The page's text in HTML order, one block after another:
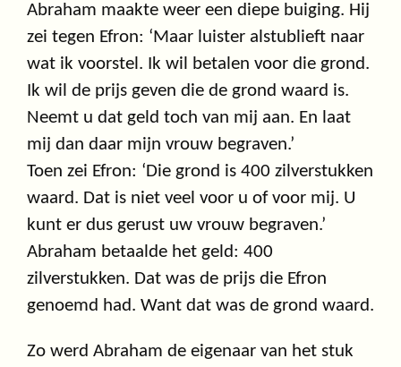
Abraham maakte weer een diepe buiging. Hij
zei tegen Efron: ‘Maar luister alstublieft naar
wat ik voorstel. Ik wil betalen voor die grond.
Ik wil de prijs geven die de grond waard is.
Neemt u dat geld toch van mij aan. En laat
mij dan daar mijn vrouw begraven.’
Toen zei Efron: ‘Die grond is 400 zilverstukken
waard. Dat is niet veel voor u of voor mij. U
kunt er dus gerust uw vrouw begraven.’
Abraham betaalde het geld: 400
zilverstukken. Dat was de prijs die Efron
genoemd had. Want dat was de grond waard.
Zo werd Abraham de eigenaar van het stuk